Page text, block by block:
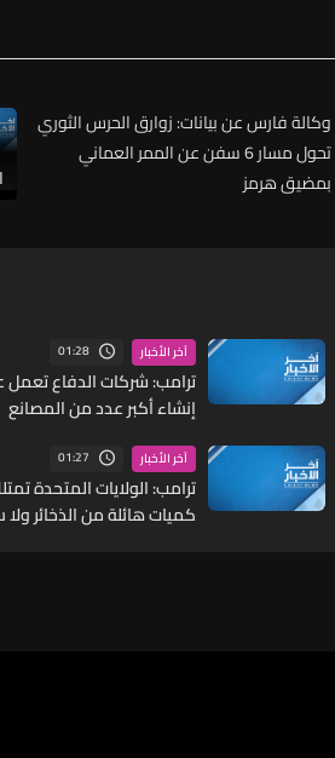
وكالة فارس عن بيانات: زوارق الحرس الثوري
تحول مسار 6 سفن عن الممر العماني
بمضيق هرمز
آخر الأخبار 01:28
ترامب: شركات الدفاع تعمل
إنشاء أكبر عدد من المصانع
الولايات المتحدة
آخر الأخبار 01:27
ترامب: الولايات المتحدة
كميات هائلة من الذخائر